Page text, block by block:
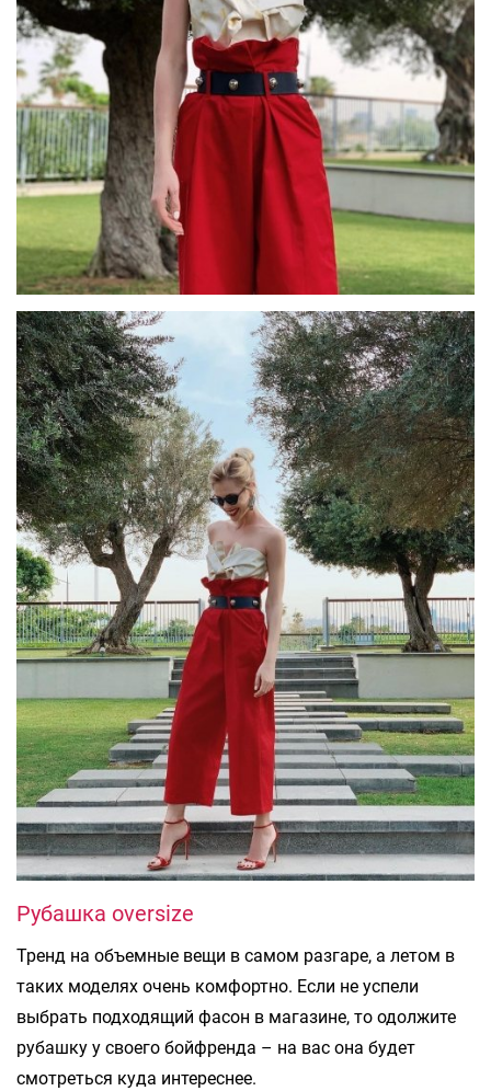
Рубашка oversize
Тренд на объемные вещи в самом разгаре, а летом в
таких моделях очень комфортно. Если не успели
выбрать подходящий фасон в магазине, то одолжите
рубашку у своего бойфренда – на вас она будет
смотреться куда интереснее.